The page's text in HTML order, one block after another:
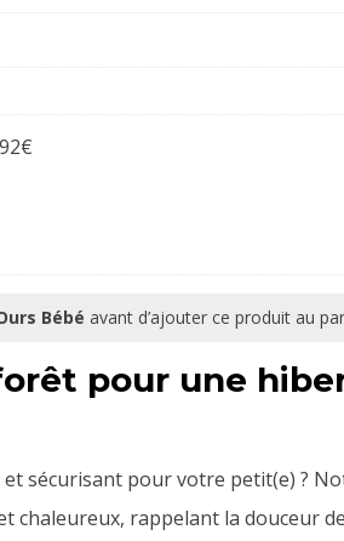
€
Bébé avant d’ajouter ce produit au
pour une
sécurisant pour votre petit(e) ?
rappelant la douceur